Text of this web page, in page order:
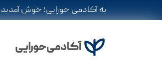
به آکادمی حورایی؛ خوش